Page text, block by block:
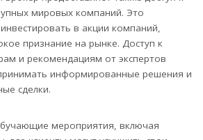
мировых компаний. Это
в акции компаний,
признание на рынке. Доступ к
и рекомендациям от экспертов
информированные решения и
сделки.
мероприятия, включая